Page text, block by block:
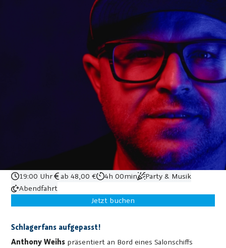
19:00 Uhr ab 48,00 € 4h 00min
Party & Musik
Abendfahrt
Jetzt buchen
Schlagerfans aufgepasst!
Anthony Weihs präsentiert an Bord eines Salonschiffs